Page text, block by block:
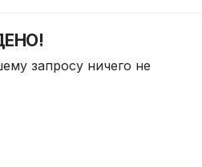
запросу ничего не